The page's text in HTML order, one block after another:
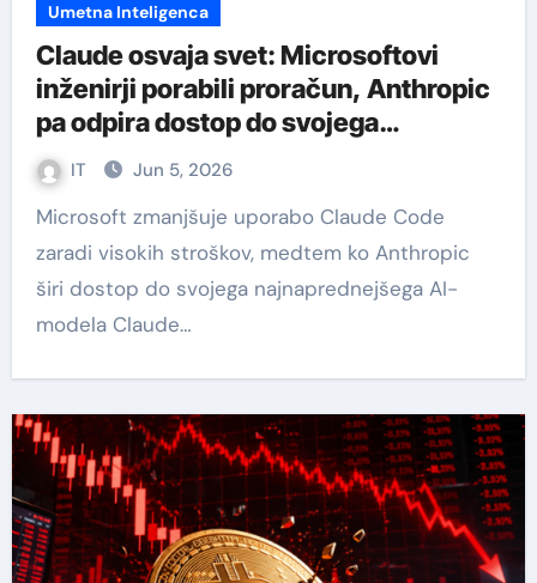
Umetna Inteligenca
Claude osvaja svet: Microsoftovi
inženirji porabili proračun, Anthropic
pa odpira dostop do svojega
najmočnejšega AI-ja
IT Jun 5, 2026
Microsoft zmanjšuje uporabo Claude Code
zaradi visokih stroškov, medtem ko Anthropic
širi dostop do svojega najnaprednejšega AI-
modela Claude…